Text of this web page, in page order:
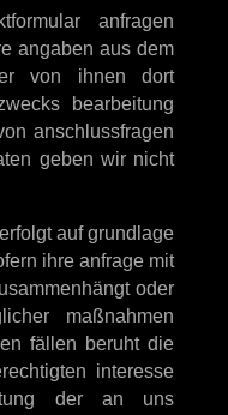
anfragen
angaben aus dem
von ihnen dort
bearbeitung
anschlussfragen
geben wir nicht
auf grundlage
ihre anfrage mit
oder
maßnahmen
fällen beruht die
interesse
der an uns